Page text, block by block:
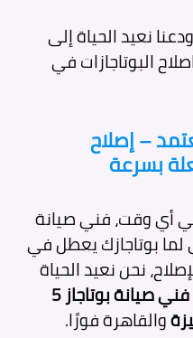
ودعنا نعيد الحياة إلى
البوتاجازات في
– إصلاح
أي وقت، فني صيانة
لما بوتاجازك يعطل في
نحن نعيد الحياة
أفضل فني صيانة بوتاجاز 5
والقاهرة فورًا.